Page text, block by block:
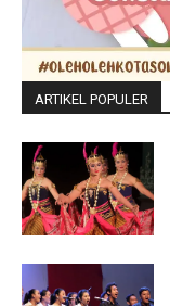
ARTIKEL POPULER